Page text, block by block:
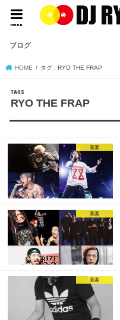
menu
ブログ
HOME タグ : RYO THE FRAP
RYO THE FRAP
音楽
音楽
音楽